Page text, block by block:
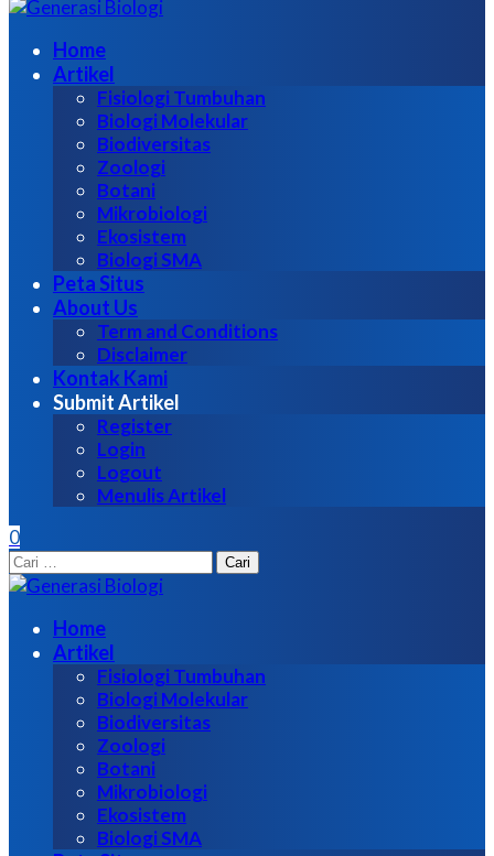
Home
Artikel
Fisiologi Tumbuhan
Biologi Molekular
Biodiversitas
Zoologi
Botani
Mikrobiologi
Ekosistem
Biologi SMA
Peta Situs
About Us
Term and Conditions
Disclaimer
Kontak Kami
Submit Artikel
Register
Login
Logout
Menulis Artikel
0
Cari
untuk:
Home
Artikel
Fisiologi Tumbuhan
Biologi Molekular
Biodiversitas
Zoologi
Botani
Mikrobiologi
Ekosistem
Biologi SMA